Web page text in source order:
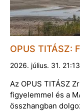
OPUS TITÁSZ:
2026. július. 31. 21:13
Az OPUS TITÁSZ
figyelemmel és a
összhangban